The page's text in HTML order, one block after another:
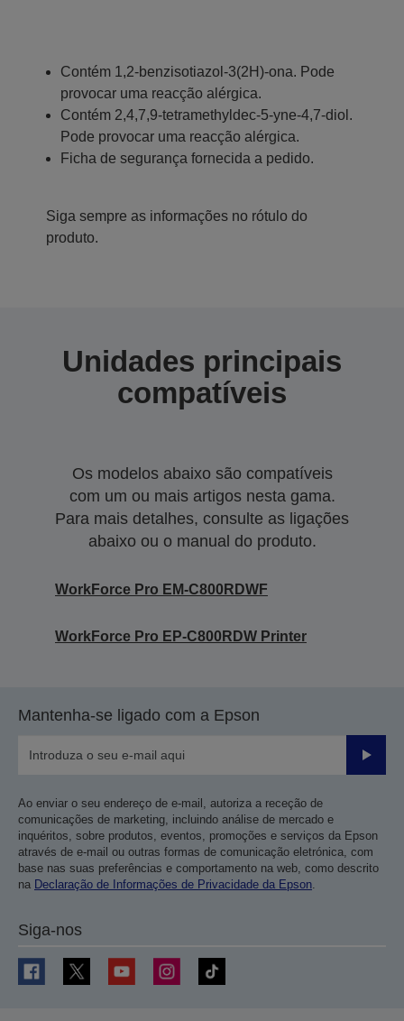
Contém 1,2-benzisotiazol-3(2H)-ona. Pode
provocar uma reacção alérgica.
Contém 2,4,7,9-tetramethyldec-5-yne-4,7-diol.
Pode provocar uma reacção alérgica.
Ficha de segurança fornecida a pedido.
Siga sempre as informações no rótulo do
produto.
Unidades principais
compatíveis
Os modelos abaixo são compatíveis
com um ou mais artigos nesta gama.
Para mais detalhes, consulte as ligações
abaixo ou o manual do produto.
WorkForce Pro EM-C800RDWF
WorkForce Pro EP-C800RDW Printer
Mantenha-se ligado com a Epson
Enviar
Ao enviar o seu endereço de e-mail, autoriza a receção de
comunicações de marketing, incluindo análise de mercado e
inquéritos, sobre produtos, eventos, promoções e serviços da Epson
através de e-mail ou outras formas de comunicação eletrónica, com
base nas suas preferências e comportamento na web, como descrito
na Declaração de Informações de Privacidade da Epson
Siga-nos